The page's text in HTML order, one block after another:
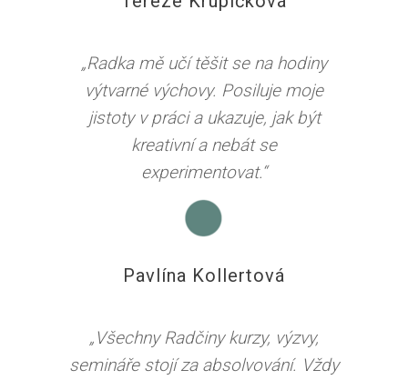
„Radka mě učí těšit se na hodiny
výtvarné výchovy. Posiluje moje
jistoty v práci a ukazuje, jak být
kreativní a nebát se
experimentovat.“
Pavlína Kollertová
„Všechny Radčiny kurzy, výzvy,
semináře stojí za absolvování. Vždy